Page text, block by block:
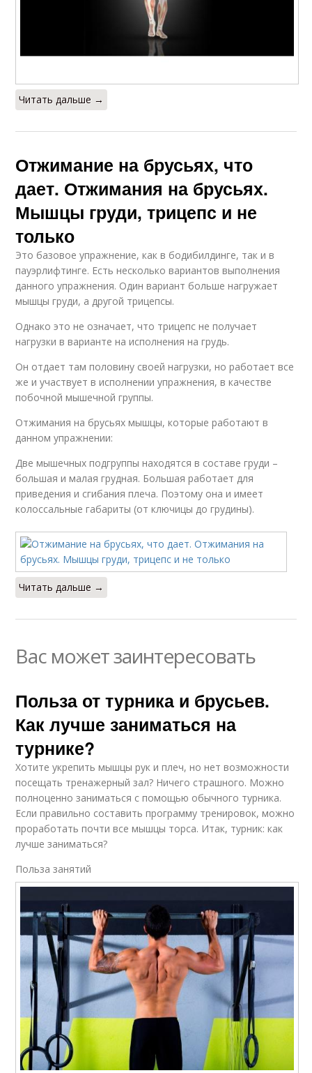
Читать дальше →
Отжимание на брусьях, что
дает. Отжимания на брусьях.
Мышцы груди, трицепс и не
только
Это базовое упражнение, как в бодибилдинге, так и в
пауэрлифтинге. Есть несколько вариантов выполнения
данного упражнения. Один вариант больше нагружает
мышцы груди, а другой трицепсы.
Однако это не означает, что трицепс не получает
нагрузки в варианте на исполнения на грудь.
Он отдает там половину своей нагрузки, но работает все
же и участвует в исполнении упражнения, в качестве
побочной мышечной группы.
Отжимания на брусьях мышцы, которые работают в
данном упражнении:
Две мышечных подгруппы находятся в составе груди –
большая и малая грудная. Большая работает для
приведения и сгибания плеча. Поэтому она и имеет
колоссальные габариты (от ключицы до грудины).
Читать дальше →
Вас может заинтересовать
Польза от турника и брусьев.
Как лучше заниматься на
турнике?
Хотите укрепить мышцы рук и плеч, но нет возможности
посещать тренажерный зал? Ничего страшного. Можно
полноценно заниматься с помощью обычного турника.
Если правильно составить программу тренировок, можно
проработать почти все мышцы торса. Итак, турник: как
лучше заниматься?
Польза занятий